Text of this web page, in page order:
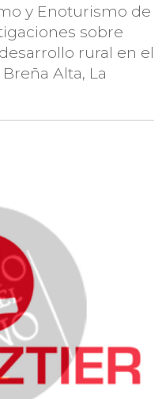
y Enoturismo de
sobre
rural en el
Alta, La